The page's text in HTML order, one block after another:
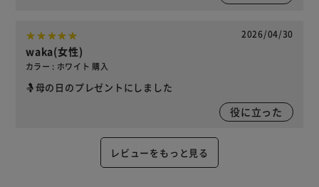
2026/04/30
waka(女性)
カラー : ホワイト 購入
🤱母の日のプレゼントにしました
役に立った
レビューをもっと見る